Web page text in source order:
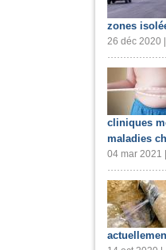
zones
26 déc 2020 |
cliniques
maladies
04 mar 2021 |